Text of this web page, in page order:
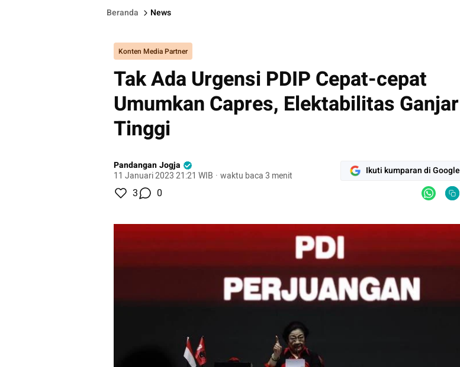
Beranda News
Konten Media Partner
Tak Ada Urgensi PDIP Cepat-cepat
Umumkan Capres, Elektabilitas Ganjar
Tinggi
Pandangan Jogja
11 Januari 2023 21:21 WIB · waktu baca 3 menit Ikuti kumparan di Google
3 0